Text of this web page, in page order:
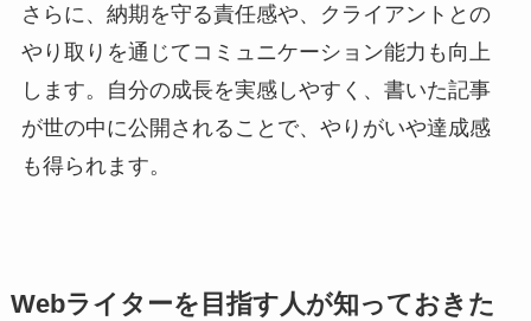
さらに、納期を守る責任感や、クライアントとの
やり取りを通じてコミュニケーション能力も向上
します。自分の成長を実感しやすく、書いた記事
が世の中に公開されることで、やりがいや達成感
も得られます。
Webライターを目指す人が知っておきた